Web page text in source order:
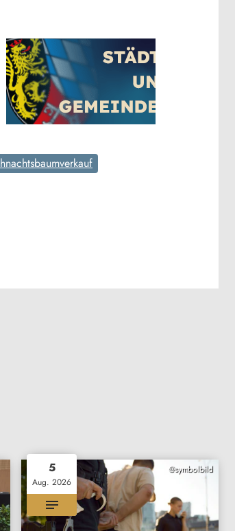
@symbolbild
5
Aug. 2026